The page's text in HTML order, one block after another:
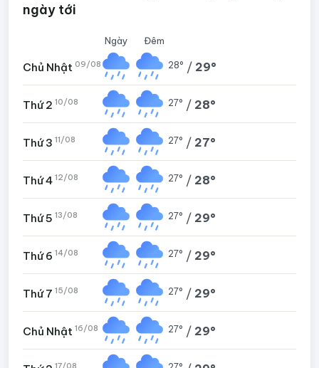
ngày tới
Ngày Đêm
Chủ Nhật 09/08 28° / 29°
Thứ 2 10/08 27° / 28°
Thứ 3 11/08 27° / 27°
Thứ 4 12/08 27° / 28°
Thứ 5 13/08 27° / 29°
Thứ 6 14/08 27° / 29°
Thứ 7 15/08 27° / 29°
Chủ Nhật 16/08 27° / 29°